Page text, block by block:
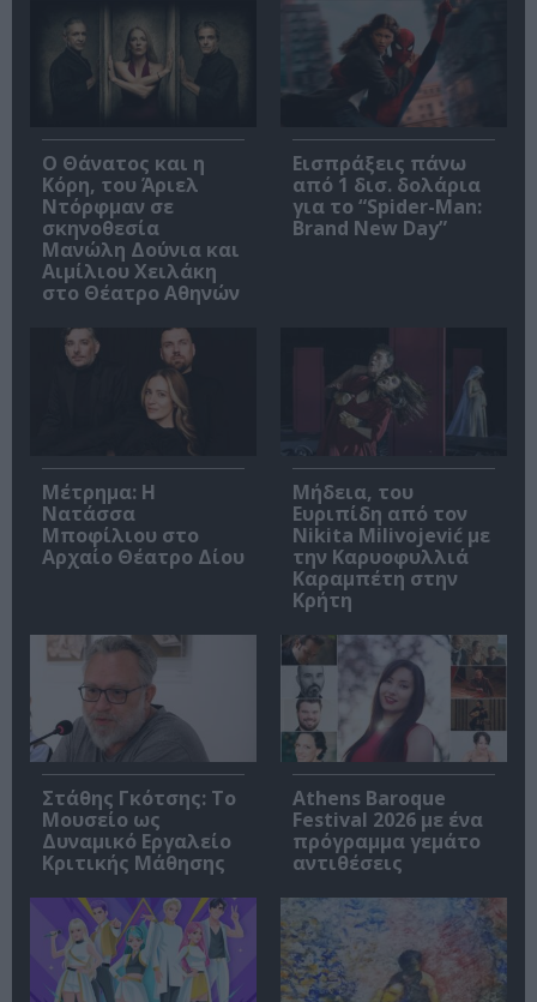
Ο Θάνατος και η
Κόρη, του Άριελ
Ντόρφμαν σε
σκηνοθεσία
Μανώλη Δούνια και
Αιμίλιου Χειλάκη
στο Θέατρο Αθηνών
Εισπράξεις πάνω
από 1 δισ. δολάρια
για το “Spider-Man:
Brand New Day”
Μέτρημα: Η
Νατάσσα
Μποφίλιου στο
Αρχαίο Θέατρο Δίου
Μήδεια, του
Ευριπίδη από τον
Nikita Milivojević με
την Καρυοφυλλιά
Καραμπέτη στην
Κρήτη
Στάθης Γκότσης: Το
Μουσείο ως
Δυναμικό Εργαλείο
Κριτικής Μάθησης
Athens Baroque
Festival 2026 με ένα
πρόγραμμα γεμάτο
αντιθέσεις